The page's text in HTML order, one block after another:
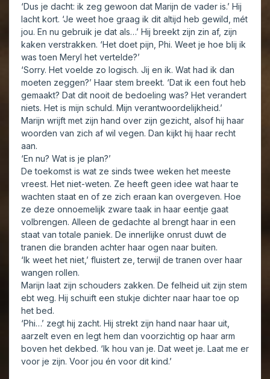
‘Dus je dacht: ik zeg gewoon dat Marijn de vader is.’ Hij
lacht kort. ‘Je weet hoe graag ik dit altijd heb gewild, mét
jou. En nu gebruik je dat als…’ Hij breekt zijn zin af, zijn
kaken verstrakken. ‘Het doet pijn, Phi. Weet je hoe blij ik
was toen Meryl het vertelde?’
‘Sorry. Het voelde zo logisch. Jij en ik. Wat had ik dan
moeten zeggen?’ Haar stem breekt. ‘Dat ik een fout heb
gemaakt? Dat dit nooit de bedoeling was? Het verandert
niets. Het is mijn schuld. Mijn verantwoordelijkheid.’
Marijn wrijft met zijn hand over zijn gezicht, alsof hij haar
woorden van zich af wil vegen. Dan kijkt hij haar recht
aan.
‘En nu? Wat is je plan?’
De toekomst is wat ze sinds twee weken het meeste
vreest. Het niet-weten. Ze heeft geen idee wat haar te
wachten staat en of ze zich eraan kan overgeven. Hoe
ze deze onnoemelijk zware taak in haar eentje gaat
volbrengen. Alleen de gedachte al brengt haar in een
staat van totale paniek. De innerlijke onrust duwt de
tranen die branden achter haar ogen naar buiten.
‘Ik weet het niet,’ fluistert ze, terwijl de tranen over haar
wangen rollen.
Marijn laat zijn schouders zakken. De felheid uit zijn stem
ebt weg. Hij schuift een stukje dichter naar haar toe op
het bed.
‘Phi…’ zegt hij zacht. Hij strekt zijn hand naar haar uit,
aarzelt even en legt hem dan voorzichtig op haar arm
boven het dekbed. ‘Ik hou van je. Dat weet je. Laat me er
voor je zijn. Voor jou én voor dit kind.’